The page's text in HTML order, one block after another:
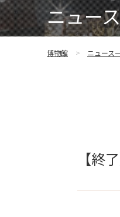
ニュー
博物館 ニュース
【終